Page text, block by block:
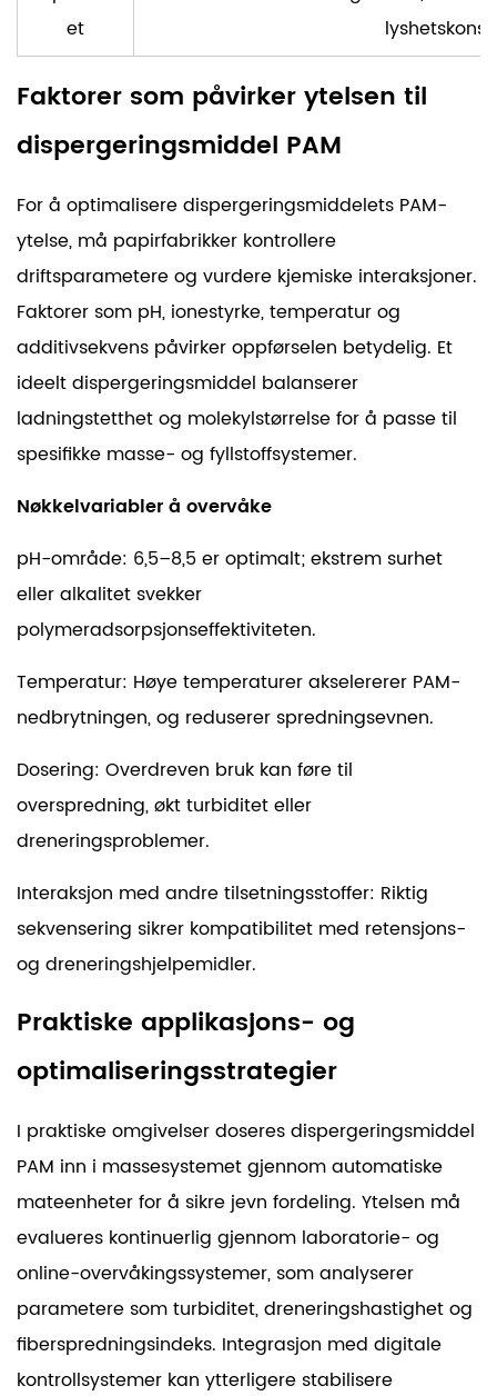
et
Faktorer som påvirker ytelsen til
dispergeringsmiddel PAM
For å optimalisere dispergeringsmiddelets PAM-
ytelse, må papirfabrikker kontrollere
driftsparametere og vurdere kjemiske interaksjoner.
Faktorer som pH, ionestyrke, temperatur og
additivsekvens påvirker oppførselen betydelig. Et
ideelt dispergeringsmiddel balanserer
ladningstetthet og molekylstørrelse for å passe til
spesifikke masse- og fyllstoffsystemer.
Nøkkelvariabler å overvåke
pH-område: 6,5–8,5 er optimalt; ekstrem surhet
eller alkalitet svekker
polymeradsorpsjonseffektiviteten.
Temperatur: Høye temperaturer akselererer PAM-
nedbrytningen, og reduserer spredningsevnen.
Dosering: Overdreven bruk kan føre til
overspredning, økt turbiditet eller
dreneringsproblemer.
Interaksjon med andre tilsetningsstoffer: Riktig
sekvensering sikrer kompatibilitet med retensjons-
og dreneringshjelpemidler.
Praktiske applikasjons- og
optimaliseringsstrategier
I praktiske omgivelser doseres dispergeringsmiddel
PAM inn i massesystemet gjennom automatiske
mateenheter for å sikre jevn fordeling. Ytelsen må
evalueres kontinuerlig gjennom laboratorie- og
online-overvåkingssystemer, som analyserer
parametere som turbiditet, dreneringshastighet og
fiberspredningsindeks. Integrasjon med digitale
kontrollsystemer kan ytterligere stabilisere